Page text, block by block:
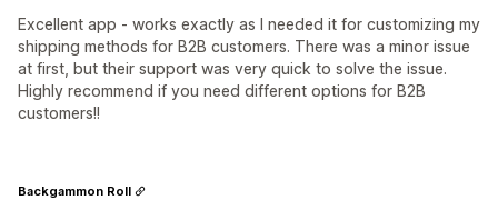
Excellent app - works exactly as I needed it for customizing my
shipping methods for B2B customers. There was a minor issue
at first, but their support was very quick to solve the issue.
Highly recommend if you need different options for B2B
customers!!
Backgammon Roll